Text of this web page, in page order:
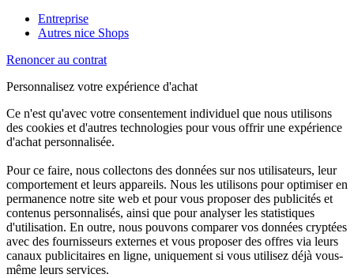
Entreprise
Autres nice Shops
Renoncer au contrat
Personnalisez votre expérience d'achat
Ce n'est qu'avec votre consentement individuel que nous utilisons
des cookies et d'autres technologies pour vous offrir une expérience
d'achat personnalisée.
Pour ce faire, nous collectons des données sur nos utilisateurs, leur
comportement et leurs appareils. Nous les utilisons pour optimiser en
permanence notre site web et pour vous proposer des publicités et
contenus personnalisés, ainsi que pour analyser les statistiques
d'utilisation. En outre, nous pouvons comparer vos données cryptées
avec des fournisseurs externes et vous proposer des offres via leurs
canaux publicitaires en ligne, uniquement si vous utilisez déjà vous-
même leurs services.